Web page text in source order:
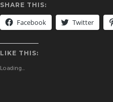
SHARE THIS:
Facebook Twitter
LIKE THIS:
Loading...